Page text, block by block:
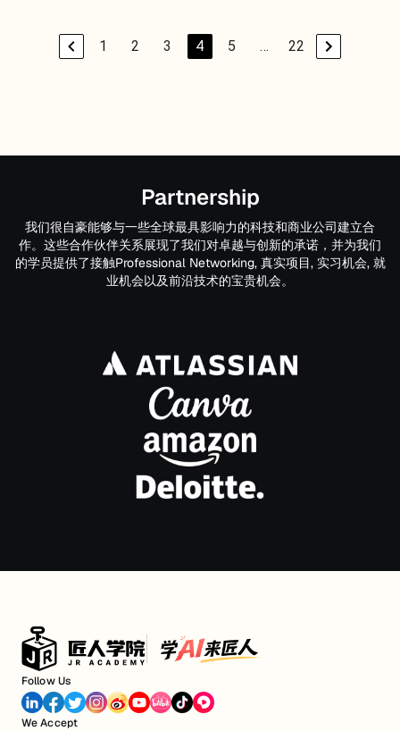
1 2 3 4 5 … 22
Partnership
我们很自豪能够与一些全球最具影响力的科技和商业公司建立合
作。这些合作伙伴关系展现了我们对卓越与创新的承诺，并为我们
的学员提供了接触Professional Networking, 真实项目, 实习机会, 就
业机会以及前沿技术的宝贵机会。
Follow Us
We Accept